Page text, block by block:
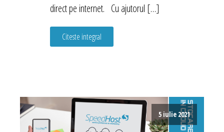
direct pe internet. Cu ajutorul […]
Citeste integral
5 iulie 2021